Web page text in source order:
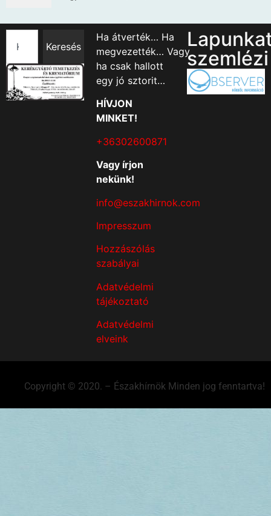
Keresés
Ha átverték… Ha
megvezették… Vagy
ha csak hallott
egy jó sztorit…
HÍVJON
MINKET!
+36302600871
Vagy írjon
nekünk!
info@eszakhirnok.com
Impresszum
Hozzászólás
szabályai
Adatvédelmi
tájékoztató
Adatvédelmi
elveink
szemlézi
Copyright © 2020. – Északhírnök Minden jog fenntartva!